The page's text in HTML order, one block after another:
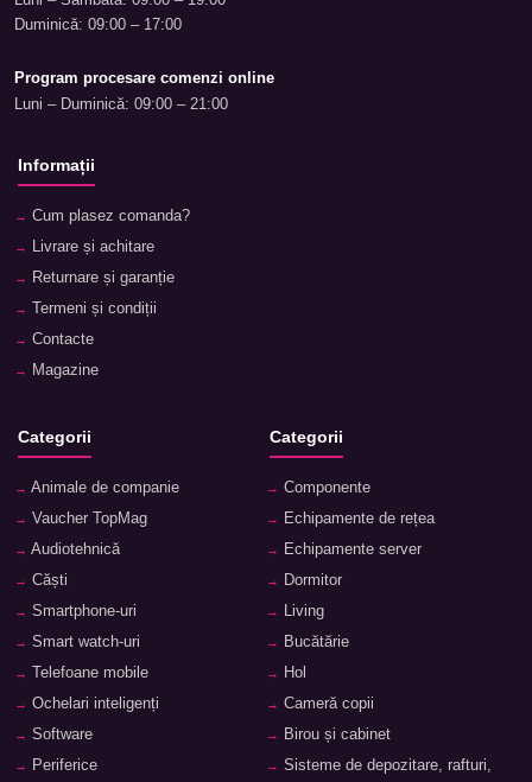
Duminică: 09:00 – 17:00
Program procesare comenzi online
Luni – Duminică: 09:00 – 21:00
Informații
Cum plasez comanda?
Livrare și achitare
Returnare și garanție
Termeni și condiții
Contacte
Magazine
Categorii
Animale de companie
Vaucher TopMag
Audiotehnică
Căști
Smartphone-uri
Smart watch-uri
Telefoane mobile
Ochelari inteligenți
Software
Periferice
Categorii
Componente
Echipamente de rețea
Echipamente server
Dormitor
Living
Bucătărie
Hol
Cameră copii
Birou și cabinet
Sisteme de depozitare, rafturi,